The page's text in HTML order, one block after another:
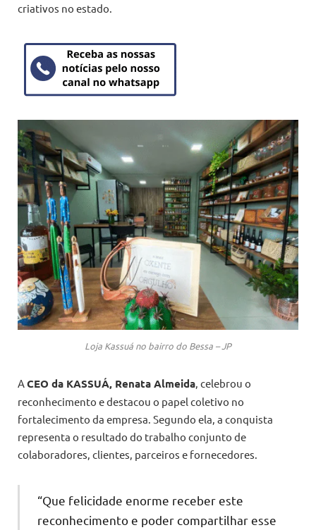
criativos no estado.
Loja Kassuá no bairro do Bessa – JP
ACEO da KASSUÁ, Renata Almeida, celebrou o
reconhecimento e destacou o papel coletivo no
fortalecimento da empresa. Segundo ela, a conquista
representa o resultado do trabalho conjunto de
colaboradores, clientes, parceiros e fornecedores.
“Que felicidade enorme receber este
reconhecimento e poder compartilhar esse